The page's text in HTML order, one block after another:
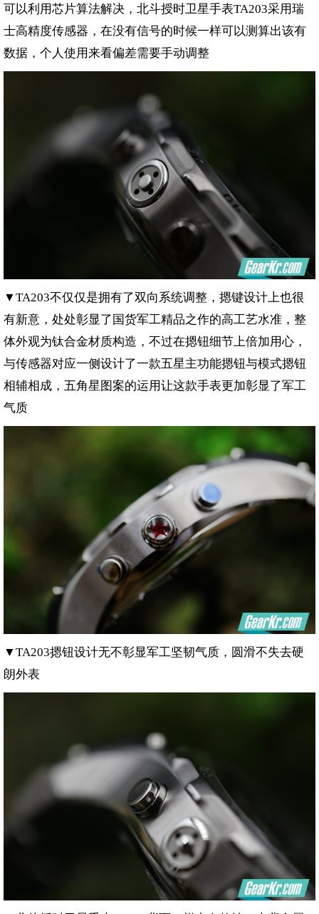
可以利用芯片算法解决，北斗授时卫星手表TA203采用瑞
士高精度传感器，在没有信号的时候一样可以测算出该有
数据，个人使用来看偏差需要手动调整
▼TA203不仅仅是拥有了双向系统调整，摁键设计上也很
有新意，处处彰显了国货军工精品之作的高工艺水准，整
体外观为钛合金材质构造，不过在摁钮细节上倍加用心，
与传感器对应一侧设计了一款五星主功能摁钮与模式摁钮
相辅相成，五角星图案的运用让这款手表更加彰显了军工
气质
▼TA203摁钮设计无不彰显军工坚韧气质，圆滑不失去硬
朗外表